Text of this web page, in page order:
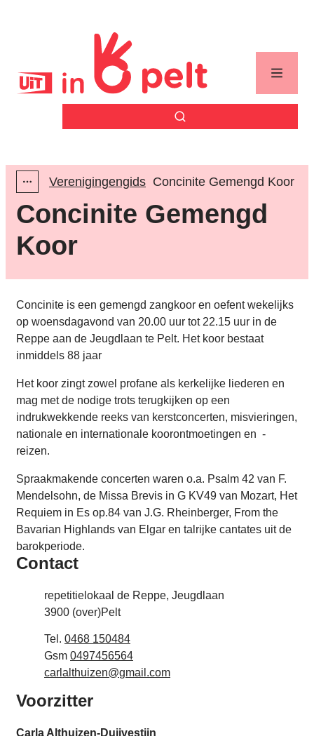
Zoek tonen / verbergen
Menu
Toon alle broodkruimel items
Verenigingengids Concinite Gemengd Koor
Concinite Gemengd
Koor
Concinite is een gemengd zangkoor en oefent wekelijks
op woensdagavond van 20.00 uur tot 22.15 uur in de
Reppe aan de Jeugdlaan te Pelt. Het koor bestaat
inmiddels 88 jaar
Het koor zingt zowel profane als kerkelijke liederen en
mag met de nodige trots terugkijken op een
indrukwekkende reeks van kerstconcerten, misvieringen,
nationale en internationale koorontmoetingen en -
reizen.
Spraakmakende concerten waren o.a. Psalm 42 van F.
Mendelsohn, de Missa Brevis in G KV49 van Mozart, Het
Requiem in Es op.84 van J.G. Rheinberger, From the
Bavarian Highlands van Elgar en talrijke cantates uit de
barokperiode.
Contact
Adresrepetitielokaal de Reppe, Jeugdlaan
,3900 (over)Pelt
0468 150484
0497456564
E-mailcarlalthuizen@gmail.com
Voorzitter
Carla Althuizen-Duijvestijn